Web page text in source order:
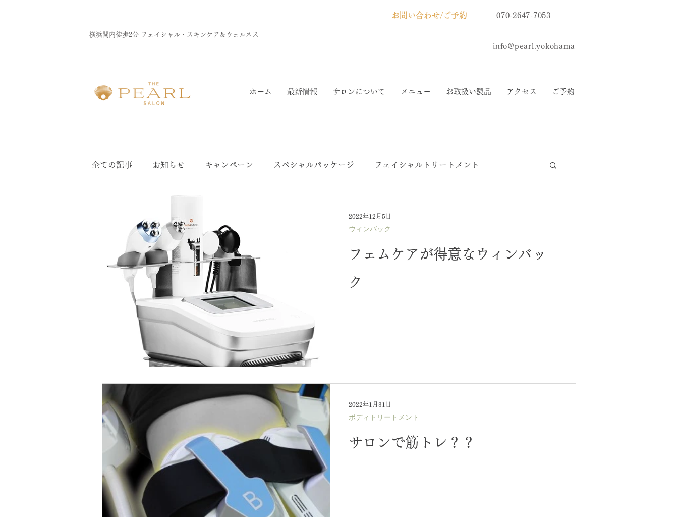
横浜関内徒歩2分 フェイシャル・スキンケア＆ウェルネス
お問い合わせ/ご予約 070-2647-7053
info@pearl.yokohama
ホーム 最新情報 サロンについて メニュー お取扱い製品 アクセス ご予約
全ての記事 お知らせ キャンペーン スペシャルパッケージ フェイシャルトリートメント
アロマセラピー 雪美人
フェムケアが得意なウィンバッ
ク
ウィンバック
2022年12月5日
サロンで筋トレ？？
ボディトリートメント
2022年1月31日